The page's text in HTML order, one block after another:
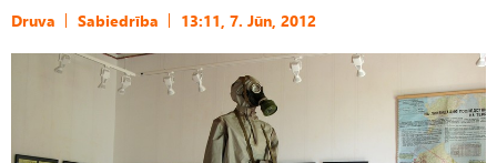
Druva Sabiedrība 13:11, 7. Jūn, 2012